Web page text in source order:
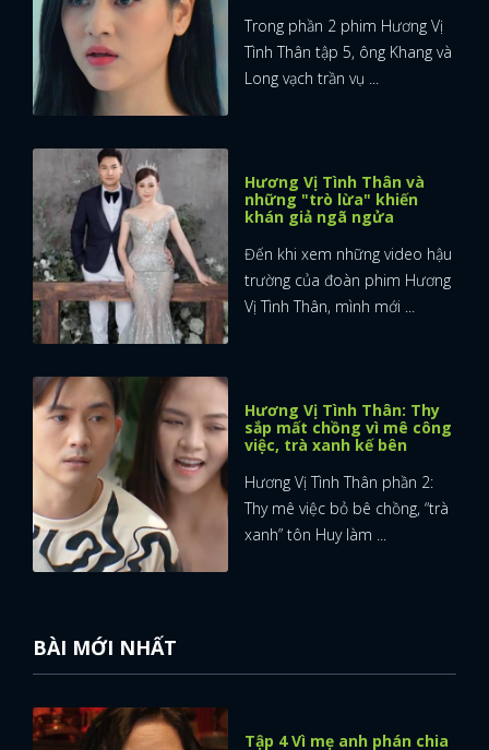
ĐĂNG NHẬP
Trong phần 2 phim Hương Vị
Tình Thân tập 5, ông Khang và
Long vạch trần vụ ...
Hương Vị Tình Thân và
những "trò lừa" khiến
khán giả ngã ngửa
Đến khi xem những video hậu
trường của đoàn phim Hương
Vị Tình Thân, mình mới ...
Hương Vị Tình Thân: Thy
sắp mất chồng vì mê công
việc, trà xanh kế bên
Hương Vị Tình Thân phần 2:
Thy mê việc bỏ bê chồng, “trà
xanh” tôn Huy làm ...
BÀI MỚI NHẤT
Tập 4 Vì mẹ anh phán chia